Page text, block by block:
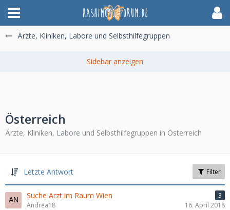
Ärzte, Kliniken, Labore und Selbsthilfegruppen
Österreich
Ärzte, Kliniken, Labore und Selbsthilfegruppen in Österreich
Letzte Antwort Filter
Suche Arzt im Raum Wien
3
Andrea18
16. April 2018